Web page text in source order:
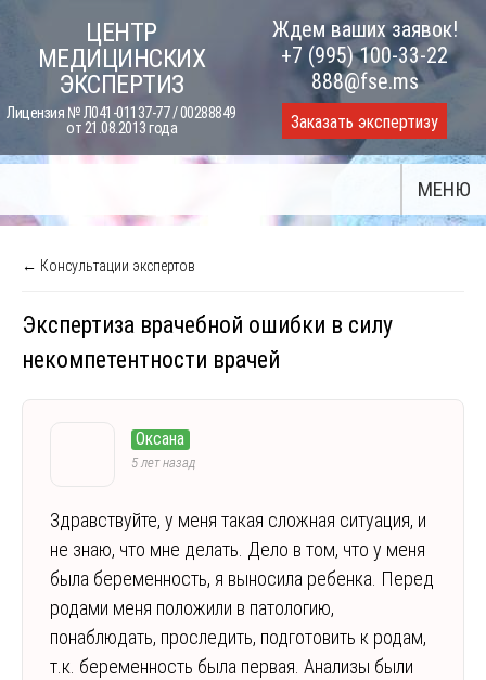
content
ЦЕНТР
МЕДИЦИНСКИХ
ЭКСПЕРТИЗ
Лицензия № Л041-01137-77 / 00288849
от 21.08.2013 года
Ждем ваших заявок!
+7 (995) 100-33-22
888@fse.ms
Заказать экспертизу
МЕНЮ
← Консультации экспертов
Экспертиза врачебной ошибки в силу
некомпетентности врачей
Оксана
5 лет назад
Здравствуйте, у меня такая сложная ситуация, и
не знаю, что мне делать. Дело в том, что у меня
была беременность, я выносила ребенка. Перед
родами меня положили в патологию,
понаблюдать, проследить, подготовить к родам,
т.к. беременность была первая. Анализы были